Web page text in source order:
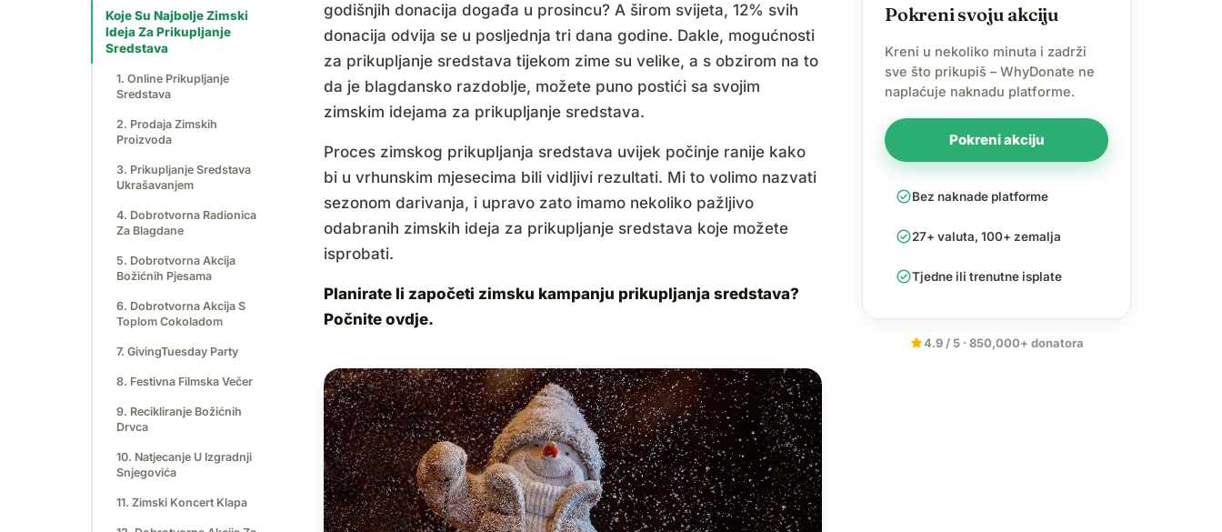
Koje Su Najbolje Zimski
Ideja Za Prikupljanje
Sredstava
1. Online Prikupljanje
Sredstava
2. Prodaja Zimskih
Proizvoda
3. Prikupljanje Sredstava
Ukrašavanjem
4. Dobrotvorna Radionica
Za Blagdane
5. Dobrotvorna Akcija
Božićnih Pjesama
6. Dobrotvorna Akcija S
Toplom Cokoladom
7. GivingTuesday Party
8. Festivna Filmska Večer
9. Recikliranje Božićnih
Drvca
10. Natjecanje U Izgradnji
Snjegovića
11. Zimski Koncert Klapa
godišnjih donacija događa u prosincu? A širom svijeta, 12% svih
donacija odvija se u posljednja tri dana godine. Dakle, mogućnosti
za prikupljanje sredstava tijekom zime su velike, a s obzirom na to
da je blagdansko razdoblje, možete puno postići sa svojim
zimskim idejama za prikupljanje sredstava.
Proces zimskog prikupljanja sredstava uvijek počinje ranije kako
bi u vrhunskim mjesecima bili vidljivi rezultati. Mi to volimo nazvati
sezonom darivanja, i upravo zato imamo nekoliko pažljivo
odabranih zimskih ideja za prikupljanje sredstava koje možete
isprobati.
Planirate li započeti zimsku kampanju prikupljanja sredstava?
Počnite ovdje.
Pokreni svoju akciju
Kreni u nekoliko minuta i zadrži
sve što prikupiš – WhyDonate ne
naplaćuje naknadu platforme.
Pokreni akciju
check_circleBez naknade platforme
check_circle27+ valuta, 100+ zemalja
check_circleTjedne ili trenutne isplate
star4.9 / 5 · 850,000+ donatora